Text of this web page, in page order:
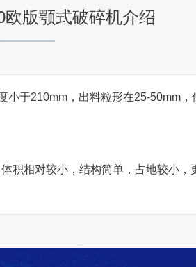
欧版颚式破碎机介绍
于210mm，出料粒形在25-50mm
积相对较小，结构简单，占地较小，
-
项目坐标